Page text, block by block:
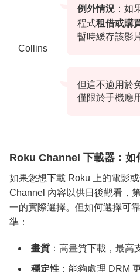
Collins
例外情況 ：如
程式租借或購
暫時緩存該影
但這不適用於
僅限於手機應
Roku Channel 下載器：如
如果您想下載 Roku 上的電影
Channel 內容以供日後觀看，
一的實際選擇。但如何選擇可
準：
畫質 ：高畫質下載，最高
穩定性 ：能夠處理 DRM